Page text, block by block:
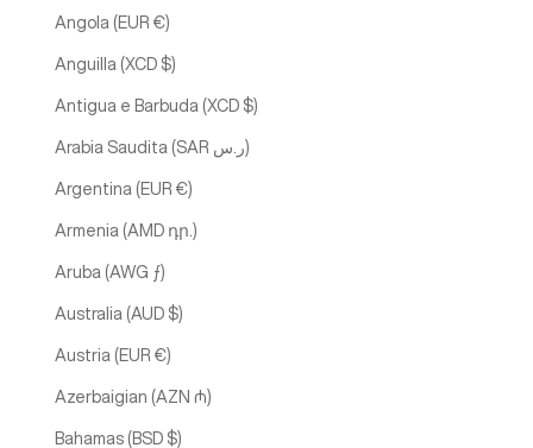
Angola (EUR €)
Anguilla (XCD $)
Antigua e Barbuda (XCD $)
Arabia Saudita (SAR ر.س)
Argentina (EUR €)
Armenia (AMD դր.)
Aruba (AWG ƒ)
Australia (AUD $)
Austria (EUR €)
Azerbaigian (AZN ₼)
Bahamas (BSD $)